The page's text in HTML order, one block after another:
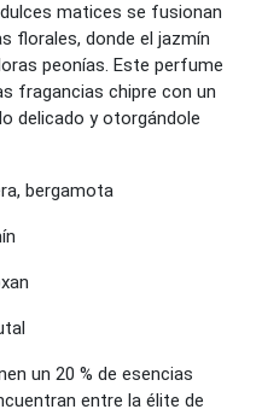
matices se fusionan
florales, donde el jazmín
peonías. Este perfume
fragancias chipre con un
delicado y otorgándole
bergamota
un 20 % de esencias
entre la élite de